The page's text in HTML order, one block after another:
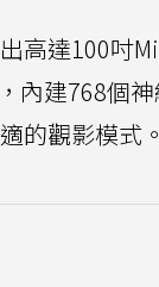
高達100吋
內建768個
的觀影模式。